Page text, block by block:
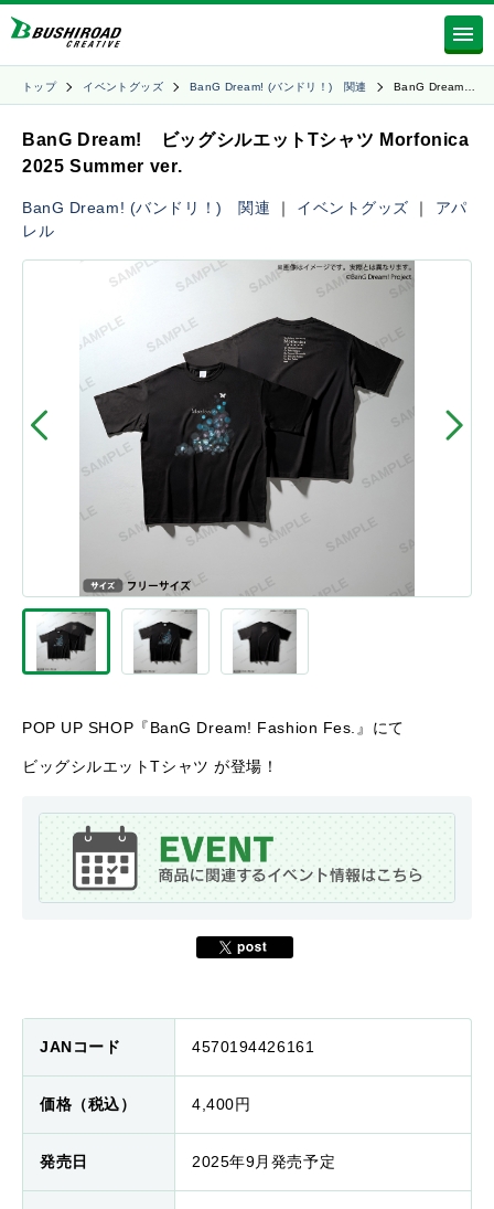
トップ イベントグッズ BanG Dream! (バンドリ！) 関連 BanG Dream…
BanG Dream! ビッグシルエットTシャツ Morfonica
2025 Summer ver.
BanG Dream! (バンドリ！) 関連 ｜ イベントグッズ ｜ アパ
レル
POP UP SHOP『BanG Dream! Fashion Fes.』にて
ビッグシルエットTシャツ が登場！
JANコード 4570194426161
価格（税込） 4,400円
発売日 2025年9月発売予定